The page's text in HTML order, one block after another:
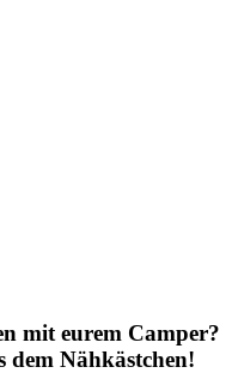
mit eurem Camper?
dem Nähkästchen!